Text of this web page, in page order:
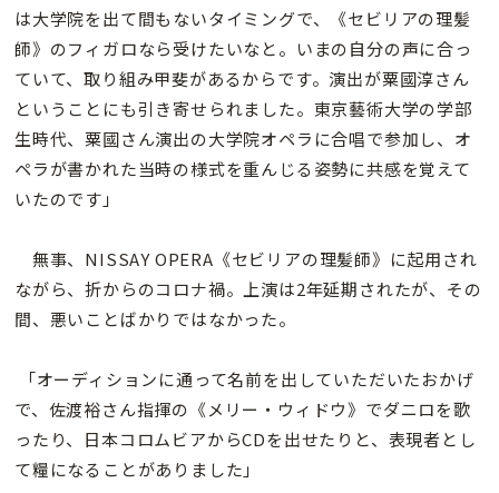
は大学院を出て間もないタイミングで、《セビリアの理髪
師》のフィガロなら受けたいなと。いまの自分の声に合っ
ていて、取り組み甲斐があるからです。演出が粟國淳さん
ということにも引き寄せられました。東京藝術大学の学部
生時代、粟國さん演出の大学院オペラに合唱で参加し、オ
ペラが書かれた当時の様式を重んじる姿勢に共感を覚えて
いたのです」
無事、NISSAY OPERA《セビリアの理髪師》に起用され
ながら、折からのコロナ禍。上演は2年延期されたが、その
間、悪いことばかりではなかった。
「オーディションに通って名前を出していただいたおかげ
で、佐渡裕さん指揮の《メリー・ウィドウ》でダニロを歌
ったり、日本コロムビアからCDを出せたりと、表現者とし
て糧になることがありました」